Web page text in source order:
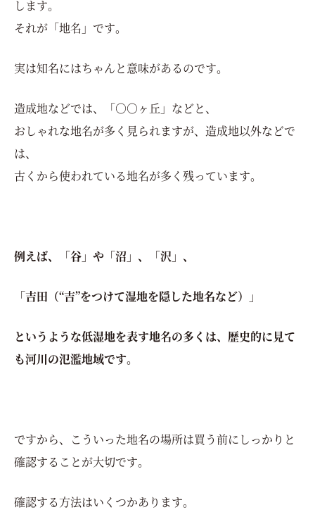
します。
それが「地名」です。
実は知名にはちゃんと意味があるのです。
造成地などでは、「○○ヶ丘」などと、
おしゃれな地名が多く見られますが、造成地以外などで
は、
古くから使われている地名が多く残っています。
例えば、「谷」や「沼」、「沢」、
「吉田（“吉”をつけて湿地を隠した地名など）」
というような低湿地を表す地名の多くは、歴史的に見て
も河川の氾濫地域です。
ですから、こういった地名の場所は買う前にしっかりと
確認することが大切です。
確認する方法はいくつかあります。